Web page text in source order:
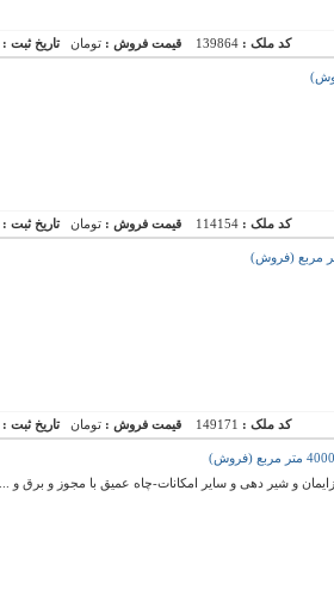
کد ملک : 139864 قیمت فروش : تومانتاریخ ثبت :
کد ملک : 114154 قیمت فروش : تومانتاریخ ثبت :
کد ملک : 149171 قیمت فروش : تومانتاریخ ثبت :